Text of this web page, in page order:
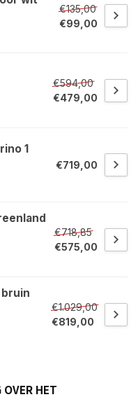
€135,00
€99,00
€594,00
€479,00
1
€719,00
€718,85
€575,00
bruin
€1.029,00
€819,00
OVER HET